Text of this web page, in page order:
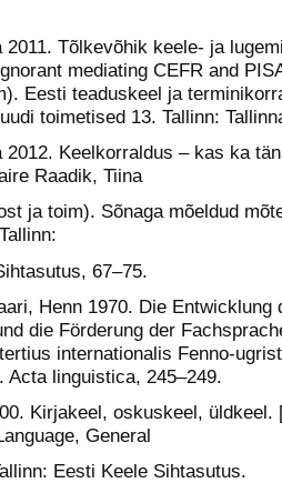
2011. Tõlkevõhik keele- ja
mediating CEFR and
Eesti teaduskeel ja
toimetised 13. Tallinn:
2012. Keelkorraldus – kas ka
Raadik, Tiina
ja toim). Sõnaga mõeldud
67–75.
Henn 1970. Die
die Förderung der
internationalis Fenno-
Acta linguistica, 245–249.
Kirjakeel, oskuskeel, üldkeel.
General
Eesti Keele Sihtasutus.